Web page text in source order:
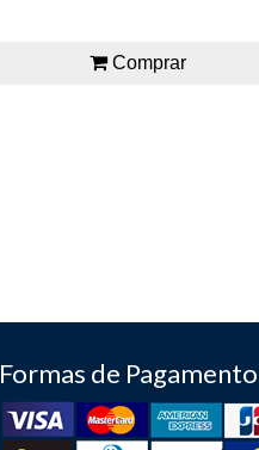
Comprar
Formas de Pagamento